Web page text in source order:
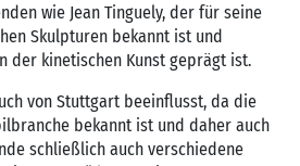
wie Jean Tinguely, der für seine
Skulpturen bekannt ist und
der kinetischen Kunst geprägt ist.
von Stuttgart beeinflusst, da die
bekannt ist und daher auch
schließlich auch verschiedene